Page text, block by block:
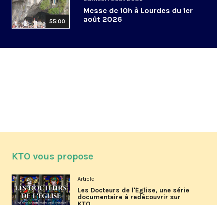
55:00
Messe de 10h à Lourdes du 1er
août 2026
KTO vous propose
Article
Les Docteurs de l'Église, une série
documentaire à redécouvrir sur